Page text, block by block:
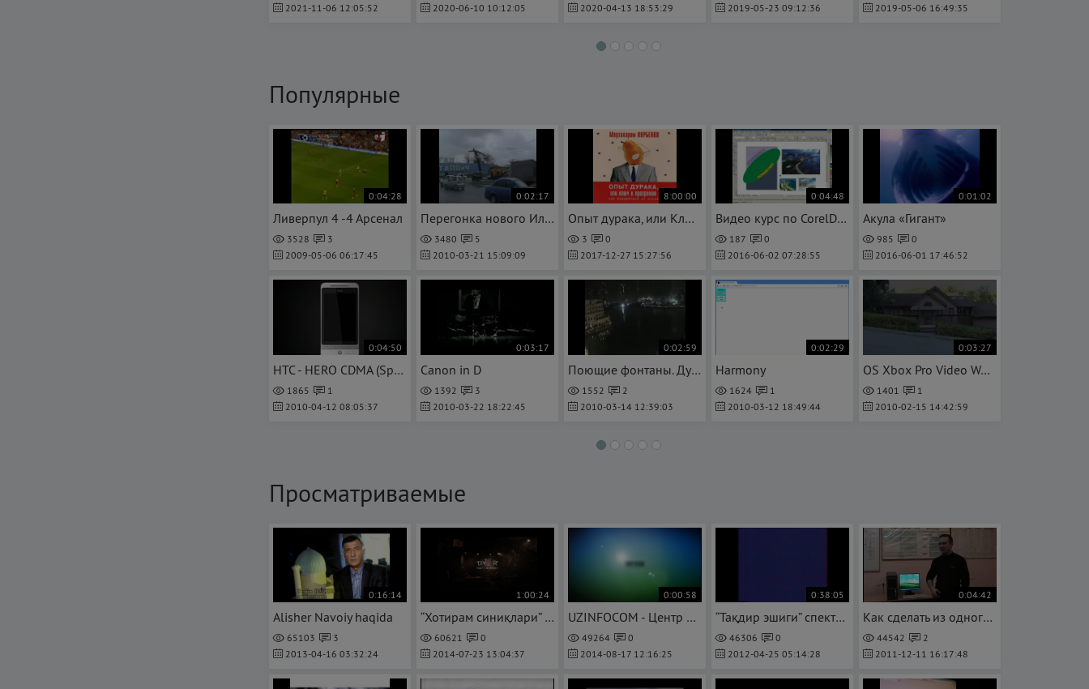
2021-11-06 12:05:52
2020-06-10 10:12:05
2020-04-13 18:53:29
2019-05-23 09:12:36
2019-05-06 16:49:35
Популярные
0:04:28
Ливерпул 4 -4 Арсенал
3528
3
2009-05-06 06:17:45
0:02:17
Перегонка нового Ил-114-100 на ЛИС
3480
5
2010-03-21 15:09:09
8:00:00
Опыт дурака, или Ключ к прозрению. Как избавиться от очков
3
0
2017-12-27 15:27:56
0:04:48
Видео курс по CorelDRAW X3-Power Clip
187
0
2016-06-02 07:28:55
0:01:02
Акула «Гигант»
985
0
2016-06-01 17:46:52
0:04:50
HTC - HERO CDMA (Sprint)
1865
1
2010-04-12 08:05:37
0:03:17
Canon in D
1392
3
2010-03-22 18:22:45
0:02:59
Поющие фонтаны. Дубай
1552
2
2010-03-14 12:39:03
0:02:29
Harmony
1624
1
2010-03-12 18:49:44
0:03:27
OS Xbox Pro Video Worklog
1401
1
2010-02-15 14:42:59
Просматриваемые
0:16:14
Alisher Navoiy haqida
65103
3
2013-04-16 03:32:24
1:00:24
“Хотирам синиқлари” (Зулфияхонимнинг ҳаёти ва ижодига бағишланган телеспектакль)
60621
0
2014-07-23 13:04:37
0:00:58
UZINFOCOM - Центр развития и внедрения компьютерных и информационных технологий.
49264
0
2014-08-17 12:16:25
0:38:05
“Тақдир эшиги” спектакли 1 қисм
46306
0
2012-04-25 05:14:28
0:04:42
Как сделать из одного компьютера два
44542
2
2011-12-11 16:17:48